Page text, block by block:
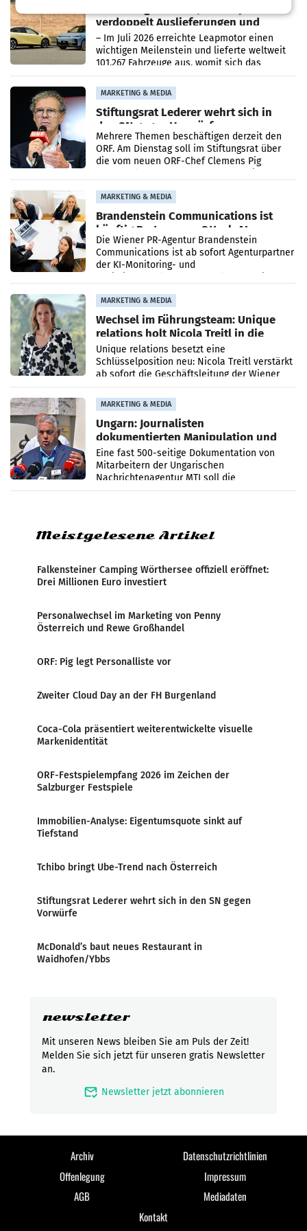
verdoppelt Auslieferungen und
überschreitet die 100.000er-Marke
– Im Juli 2026 erreichte Leapmotor einen
wichtigen Meilenstein und lieferte weltweit
101.267 Fahrzeuge aus, womit sich das
Ergebnis gegenüber Juli 2025 mehr als
verdoppelte (+102
MARKETING & MEDIA
Stiftungsrat Lederer wehrt sich in
den SN gegen Vorwürfe
Mehrere Themen beschäftigen derzeit den
ORF. Am Dienstag soll im Stiftungsrat über
die vom neuen ORF-Chef Clemens Pig
MARKETING & MEDIA
Brandenstein Communications ist
künftig Partner von OtterlyAI
Die Wiener PR-Agentur Brandenstein
Communications ist ab sofort Agenturpartner
der KI-Monitoring- und
MARKETING & MEDIA
Wechsel im Führungsteam: Unique
relations holt Nicola Treitl in die
Geschäftsleitung
Unique relations besetzt eine
Schlüsselposition neu: Nicola Treitl verstärkt
ab sofort die Geschäftsleitung der Wiener
PR-Agentur an der Seite von Josef Kalina und
Anna Kalina-Mahr.
MARKETING & MEDIA
Ungarn: Journalisten
dokumentierten Manipulation und
Zensur
Eine fast 500-seitige Dokumentation von
Mitarbeitern der Ungarischen
Nachrichtenagentur MTI soll die
systematische Nachrichten-Manipulation und
Meistgelesene Artikel
Falkensteiner Camping Wörthersee offiziell eröffnet:
Drei Millionen Euro investiert
Personalwechsel im Marketing von Penny
Österreich und Rewe Großhandel
ORF: Pig legt Personalliste vor
Zweiter Cloud Day an der FH Burgenland
Coca-Cola präsentiert weiterentwickelte visuelle
Markenidentität
ORF-Festspielempfang 2026 im Zeichen der
Salzburger Festspiele
Immobilien-Analyse: Eigentumsquote sinkt auf
Tiefstand
Tchibo bringt Ube-Trend nach Österreich
Stiftungsrat Lederer wehrt sich in den SN gegen
Vorwürfe
McDonald’s baut neues Restaurant in
Waidhofen/Ybbs
newsletter
Mit unseren News bleiben Sie am Puls der Zeit!
Melden Sie sich jetzt für unseren gratis Newsletter
an.
mark_email_read Newsletter jetzt abonnieren
Archiv
Datenschutzrichtlinien
Offenlegung
Impressum
AGB
Mediadaten
Kontakt